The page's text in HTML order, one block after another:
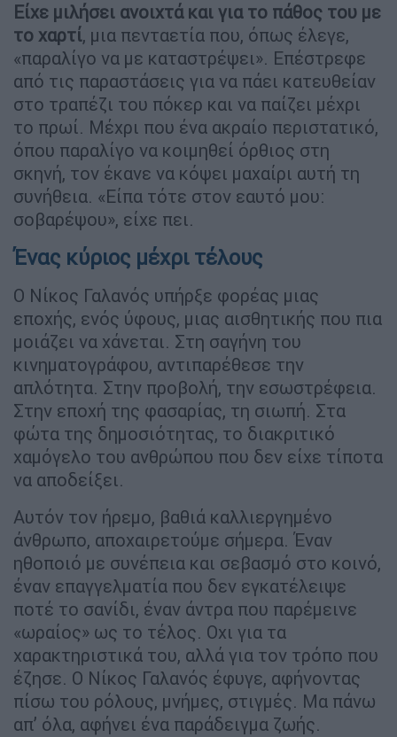
Είχε μιλήσει ανοιχτά και για το πάθος του με
το χαρτί, μια πενταετία που, όπως έλεγε,
«παραλίγο να με καταστρέψει». Επέστρεφε
από τις παραστάσεις για να πάει κατευθείαν
στο τραπέζι του πόκερ και να παίζει μέχρι
το πρωί. Μέχρι που ένα ακραίο περιστατικό,
όπου παραλίγο να κοιμηθεί όρθιος στη
σκηνή, τον έκανε να κόψει μαχαίρι αυτή τη
συνήθεια. «Είπα τότε στον εαυτό μου:
σοβαρέψου», είχε πει.
Ένας κύριος μέχρι τέλους
Ο Νίκος Γαλανός υπήρξε φορέας μιας
εποχής, ενός ύφους, μιας αισθητικής που πια
μοιάζει να χάνεται. Στη σαγήνη του
κινηματογράφου, αντιπαρέθεσε την
απλότητα. Στην προβολή, την εσωστρέφεια.
Στην εποχή της φασαρίας, τη σιωπή. Στα
φώτα της δημοσιότητας, το διακριτικό
χαμόγελο του ανθρώπου που δεν είχε τίποτα
να αποδείξει.
Αυτόν τον ήρεμο, βαθιά καλλιεργημένο
άνθρωπο, αποχαιρετούμε σήμερα. Έναν
ηθοποιό με συνέπεια και σεβασμό στο κοινό,
έναν επαγγελματία που δεν εγκατέλειψε
ποτέ το σανίδι, έναν άντρα που παρέμεινε
«ωραίος» ως το τέλος. Οχι για τα
χαρακτηριστικά του, αλλά για τον τρόπο που
έζησε. Ο Νίκος Γαλανός έφυγε, αφήνοντας
πίσω του ρόλους, μνήμες, στιγμές. Μα πάνω
απ’ όλα, αφήνει ένα παράδειγμα ζωής.